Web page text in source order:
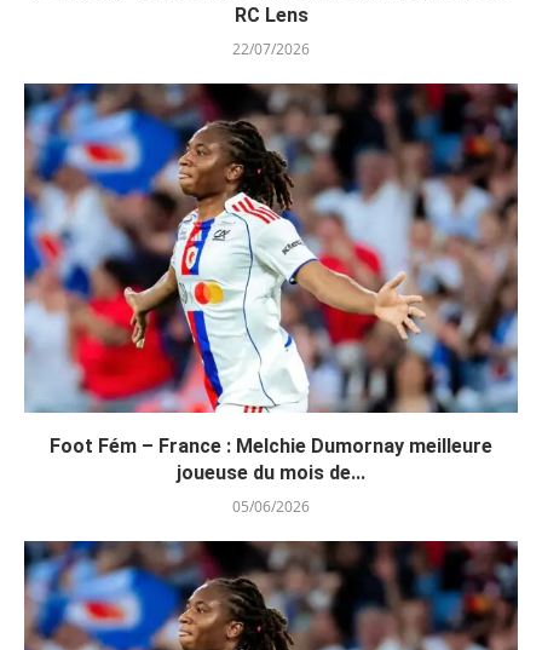
RC Lens
22/07/2026
Foot Fém – France : Melchie Dumornay meilleure
joueuse du mois de...
05/06/2026